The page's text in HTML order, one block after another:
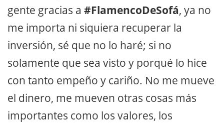
gente gracias a #FlamencoDeSofá, ya no
me importa ni siquiera recuperar la
inversión, sé que no lo haré; si no
solamente que sea visto y porqué lo hice
con tanto empeño y cariño. No me mueve
el dinero, me mueven otras cosas más
importantes como los valores, los